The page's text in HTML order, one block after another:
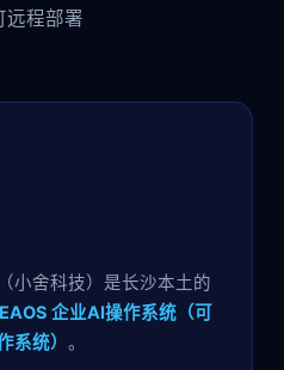
远程部署
小舍科技）是长沙本土的
企业AI操作系统（可
系统） 。